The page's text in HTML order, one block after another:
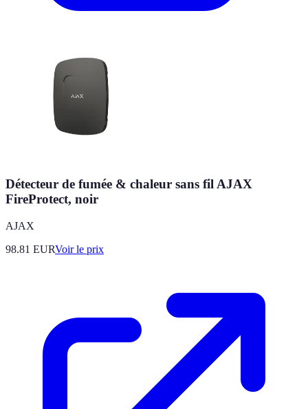
Détecteur de fumée & chaleur sans fil AJAX
FireProtect, noir
AJAX
98.81 EURVoir le prix